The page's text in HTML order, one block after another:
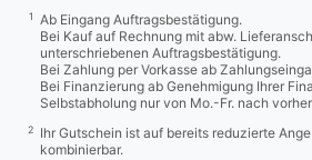
1
Ab Eingang Auftragsbestätigung.
Bei Kauf auf Rechnung mit abw.
unterschriebenen Auftragsbestätigung.
Bei Zahlung per Vorkasse ab
Bei Finanzierung ab Genehmigung Ihrer
Selbstabholung nur von Mo.-Fr. nach
2
Ihr Gutschein ist auf bereits reduzierte
kombinierbar.